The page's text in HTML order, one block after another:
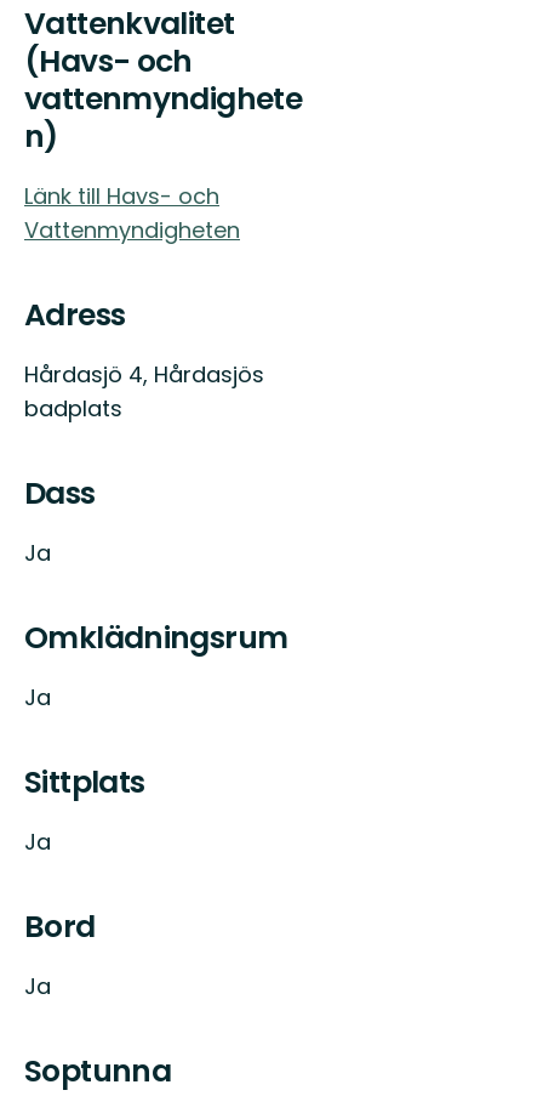
Vattenkvalitet
(Havs- och
vattenmyndighete
n)
Länk till Havs- och
Vattenmyndigheten
Adress
Hårdasjö 4, Hårdasjös
badplats
Dass
Ja
Omklädningsrum
Ja
Sittplats
Ja
Bord
Ja
Soptunna